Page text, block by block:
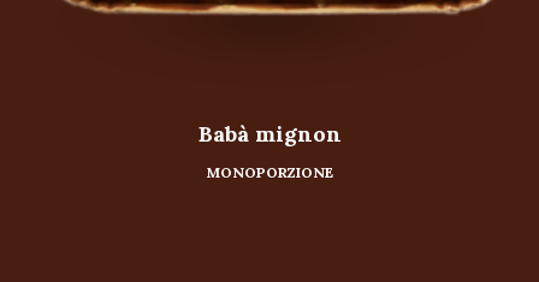
Babà mignon
MONOPORZIONE